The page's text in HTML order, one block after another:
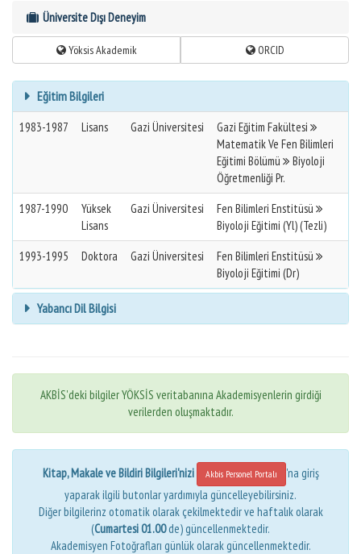
Üniversite Dışı Deneyim
Yöksis Akademik ORCID
Eğitim Bilgileri
1983-1987 Lisans Gazi Üniversitesi
Gazi Eğitim Fakültesi
Matematik Ve Fen Bilimleri
Eğitimi Bölümü
Biyoloji
Öğretmenliği Pr.
1987-1990
Yüksek
Lisans
Gazi Üniversitesi
Fen Bilimleri Enstitüsü
Biyoloji Eğitimi (Yl) (Tezli)
1993-1995
Doktora Gazi Üniversitesi
Fen Bilimleri Enstitüsü
Biyoloji Eğitimi (Dr)
Yabancı Dil Bilgisi
AKBİS'deki bilgiler YÖKSİS veritabanına Akademisyenlerin girdiği
verilerden oluşmaktadır.
Kitap, Makale ve Bildiri Bilgileri'nizi Akbis Personel Portalı
'na giriş
yaparak ilgili butonlar yardımıyla güncelleyebilirsiniz.
Diğer bilgilerinz otomatik olarak çekilmektedir ve haftalık olarak
(Cumartesi 01.00de) güncellenmektedir.
Akademisyen Fotoğrafları günlük olarak güncellenmektedir.